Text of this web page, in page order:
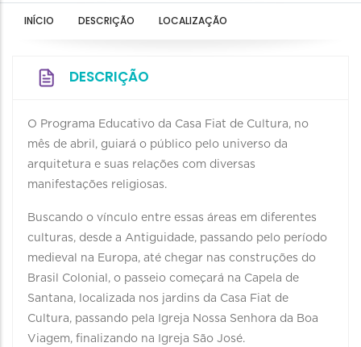
INÍCIO DESCRIÇÃO LOCALIZAÇÃO
DESCRIÇÃO
O Programa Educativo da Casa Fiat de Cultura, no
mês de abril, guiará o público pelo universo da
arquitetura e suas relações com diversas
manifestações religiosas.
Buscando o vínculo entre essas áreas em diferentes
culturas, desde a Antiguidade, passando pelo período
medieval na Europa, até chegar nas construções do
Brasil Colonial, o passeio começará na Capela de
Santana, localizada nos jardins da Casa Fiat de
Cultura, passando pela Igreja Nossa Senhora da Boa
Viagem, finalizando na Igreja São José.